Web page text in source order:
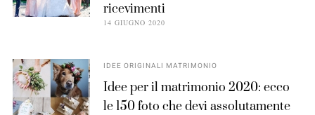
ricevimenti
14 GIUGNO 2020
IDEE ORIGINALI MATRIMONIO
Idee per il matrimonio 2020: ecco
le 150 foto che devi assolutamente